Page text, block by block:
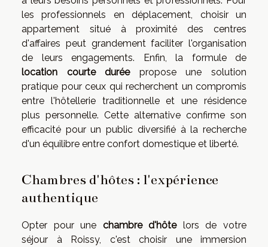
les professionnels en déplacement, choisir un
appartement situé à proximité des centres
d'affaires peut grandement faciliter l'organisation
de leurs engagements. Enfin, la formule de
location courte duréepropose une solution
pratique pour ceux qui recherchent un compromis
entre l'hôtellerie traditionnelle et une résidence
plus personnelle. Cette alternative confirme son
efficacité pour un public diversifié à la recherche
d'un équilibre entre confort domestique et liberté.
Chambres d'hôtes : l'expérience
authentique
Opter pour une chambre d'hôtelors de votre
séjour à Roissy, c'est choisir une immersion